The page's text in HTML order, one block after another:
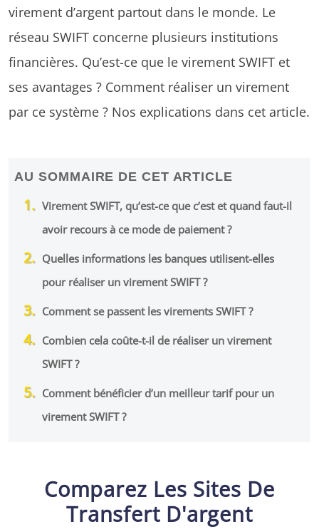
virement d’argent partout dans le monde. Le
réseau SWIFT concerne plusieurs institutions
financières. Qu’est-ce que le virement SWIFT et
ses avantages ? Comment réaliser un virement
par ce système ? Nos explications dans cet article.
AU SOMMAIRE DE CET ARTICLE
Virement SWIFT, qu’est-ce que c’est et quand faut-il
avoir recours à ce mode de paiement ?
Quelles informations les banques utilisent-elles
pour réaliser un virement SWIFT ?
Comment se passent les virements SWIFT ?
Combien cela coûte-t-il de réaliser un virement
SWIFT ?
Comment bénéficier d’un meilleur tarif pour un
virement SWIFT ?
Comparez Les Sites De
Transfert D'argent